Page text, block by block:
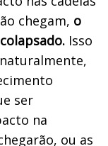
chegam, o
Isso
ser
na
ou as